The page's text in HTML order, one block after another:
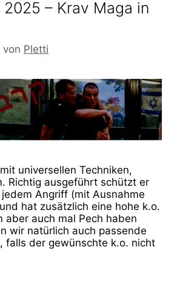
2025 – Krav Maga in
von Pletti
universellen Techniken,
Richtig ausgeführt schützt er
Angriff (mit Ausnahme
hat zusätzlich eine hohe k.o.
aber auch mal Pech haben
wir natürlich auch passende
falls der gewünschte k.o. nicht